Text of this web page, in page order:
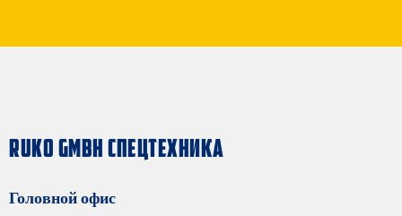
RUKO GMBH СПЕЦТЕХНИКА
Головной офис